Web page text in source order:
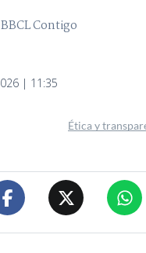
Contigo
| 11:35
Ética y